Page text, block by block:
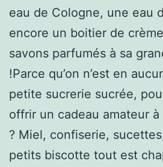
eau de Cologne, une eau
encore un boitier de
savons parfumés à sa
!Parce qu’on n’est en
petite sucrerie sucrée,
offrir un cadeau amateur
? Miel, confiserie,
petits biscotte tout est